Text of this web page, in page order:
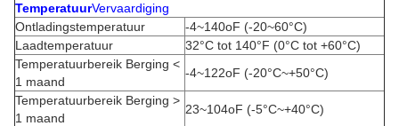
TemperatuurVervaardiging
Ontladingstemperatuur
-4~140oF (-20~60°C)
Laadtemperatuur
32°C tot 140°F (0°C tot +60°C)
Temperatuurbereik Berging <
1 maand
-4~122oF (-20°C~+50°C)
Temperatuurbereik Berging >
1 maand
23~104oF (-5°C~+40°C)